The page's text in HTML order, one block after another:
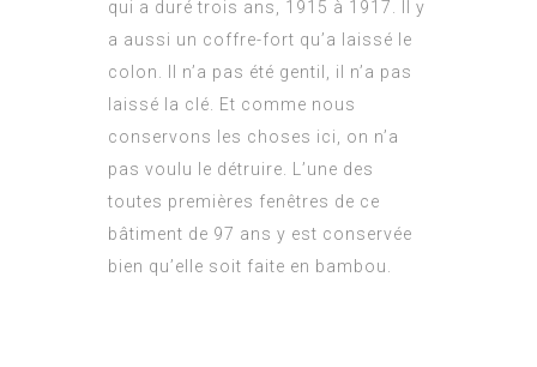
qui a duré trois ans, 1915 à 1917. Il y
a aussi un coffre-fort qu’a laissé le
colon. Il n’a pas été gentil, il n’a pas
laissé la clé. Et comme nous
conservons les choses ici, on n’a
pas voulu le détruire. L’une des
toutes premières fenêtres de ce
bâtiment de 97 ans y est conservée
bien qu’elle soit faite en bambou.